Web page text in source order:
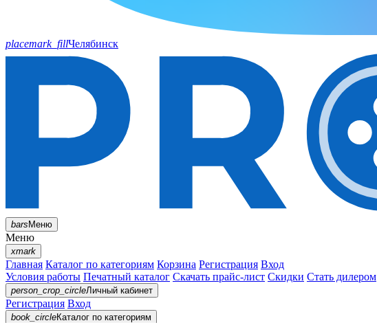
placemark_fillЧелябинск
barsМеню
Меню
xmark
Главная Каталог по категориям Корзина Регистрация Вход
Условия работы Печатный каталог Скачать прайс-лист Скидки Стать дилером
person_crop_circleЛичный кабинет
Регистрация Вход
book_circleКаталог по категориям